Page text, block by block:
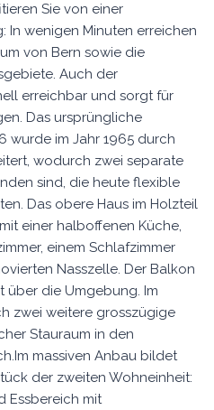
Sie von einer
In wenigen Minuten erreichen
von Bern sowie die
Auch der
erreichbar und sorgt für
Das ursprüngliche
wurde im Jahr 1965 durch
wodurch zwei separate
sind, die heute flexible
Das obere Haus im Holzteil
einer halboffenen Küche,
einem Schlafzimmer
Nasszelle. Der Balkon
über die Umgebung. Im
zwei weitere grosszügige
Stauraum in den
massiven Anbau bildet
der zweiten Wohneinheit:
Essbereich mit